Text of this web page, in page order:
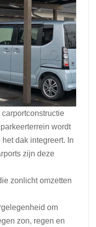
wordt
dak integreert. In
zijn deze
zonlicht omzetten
om
zon, regen en